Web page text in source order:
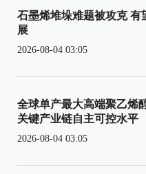
石墨烯堆垛难题被攻克
展
2026-08-04 03:05
全球单产最大高端聚乙烯
关键产业链自主可控水平
2026-08-04 03:05